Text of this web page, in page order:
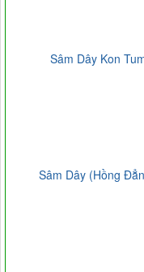
Sâm Dây Kon
Sâm Dây (Hồng